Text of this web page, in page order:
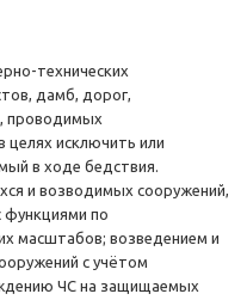
технических
дамб, дорог,
проводимых
целях исключить или
в ходе бедствия.
и возводимых сооружений,
по
масштабов; возведением и
с учётом
ЧС на защищаемых